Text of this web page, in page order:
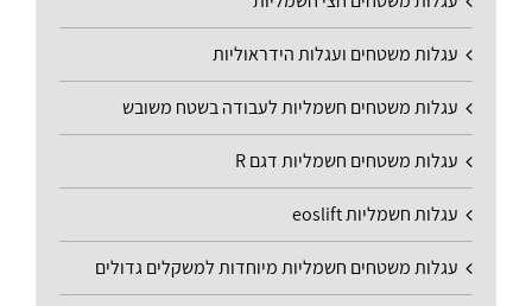
עגלות משטחים ועגלות הידראוליות
עגלות משטחים חשמליות לעבודה בשטח משובש
עגלות משטחים חשמליות דגם R
עגלות חשמליות eoslift
עגלות משטחים חשמליות מיוחדות למשקלים גדולים